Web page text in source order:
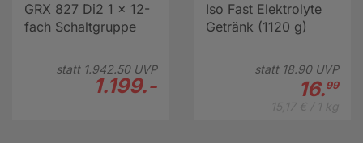
GRX 827 Di2 1 x 12-
fach Schaltgruppe
statt 1.942.50UVP
1.199.-
Iso Fast Elektrolyte
Getränk (1120 g)
statt 18.90UVP
16.99